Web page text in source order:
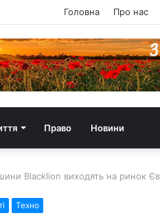
Головна Про нас
Право Новини
Blacklion виходять на ринок
Техно